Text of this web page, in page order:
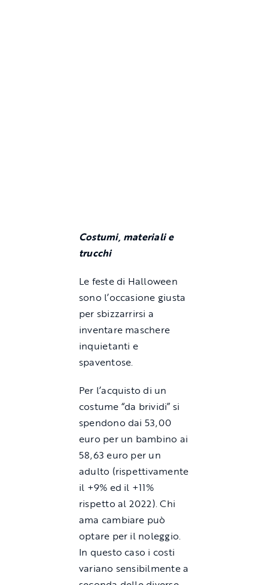
Costumi, materiali e
trucchi
Le feste di Halloween
sono l’occasione giusta
per sbizzarrirsi a
inventare maschere
inquietanti e
spaventose.
Per l’acquisto di un
costume “da brividi” si
spendono dai 53,00
euro per un bambino ai
58,63 euro per un
adulto (rispettivamente
il +9% ed il +11%
rispetto al 2022). Chi
ama cambiare può
optare per il noleggio.
In questo caso i costi
variano sensibilmente a